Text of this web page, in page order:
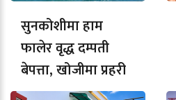
सुनकोशीमा हाम
फालेर वृद्ध दम्पती
बेपत्ता, खोजीमा प्रहरी